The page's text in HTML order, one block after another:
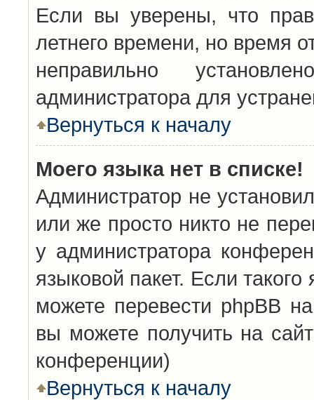
Если вы уверены, что
летнего времени, но время
неправильно
администратора для
Вернуться к началу
Моего языка нет в списке!
Администратор не
или же просто никто не
у администратора
языковой пакет. Если
можете перевести phpBB
вы можете получить на
конференции)
Вернуться к началу